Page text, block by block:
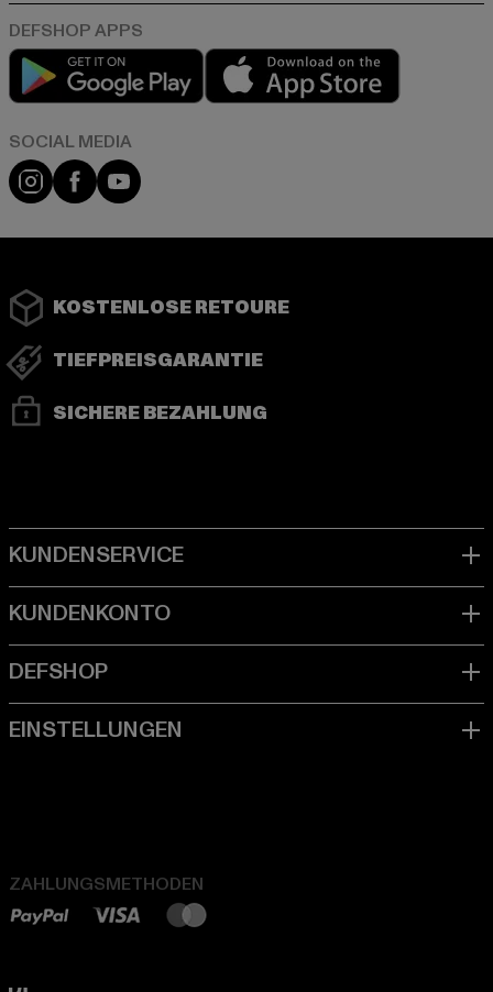
Play market
App store
Instagram
FacebookYouTube
KOSTENLOSE RETOURE
TIEFPREISGARANTIE
SICHERE BEZAHLUNG
ZAHLUNGSMETHODEN